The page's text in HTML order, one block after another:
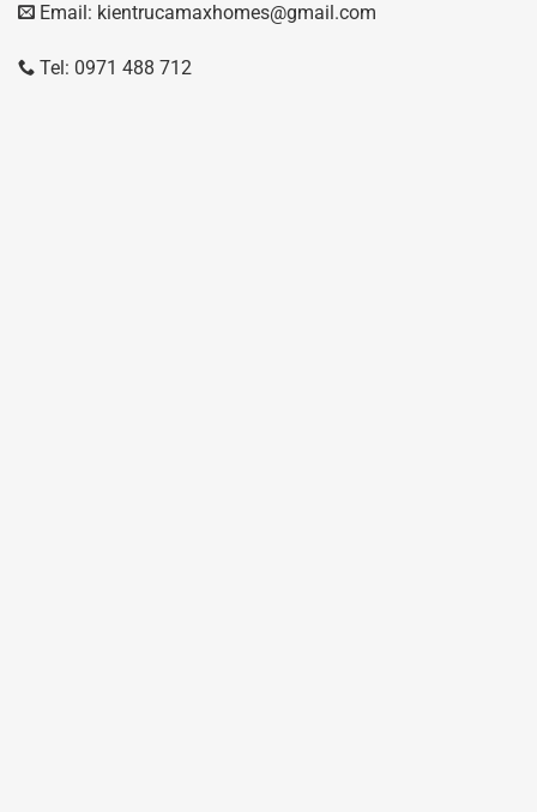
Email: kientrucamaxhomes@gmail.com
Tel: 0971 488 712